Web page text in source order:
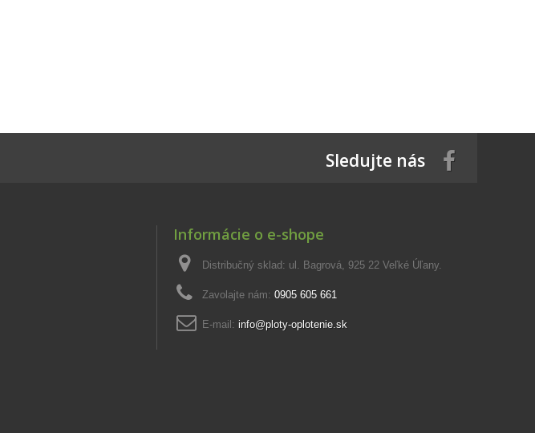
Sledujte nás
Informácie o e-shope
Distribučný sklad: ul. Bagrová, 925 22 Veľké Úľany.
Zavolajte nám: 0905 605 661
E-mail: info@ploty-oplotenie.sk